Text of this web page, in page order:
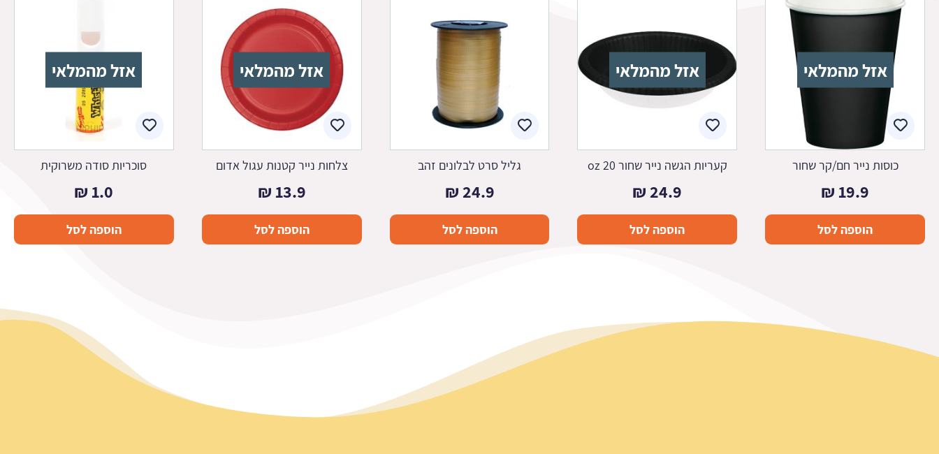
אזל מהמלאי
כוסות נייר חם/קר שחור
19.9
₪
הוספה לסל
אזל מהמלאי
קעריות הגשה נייר שחור 20 oz
24.9
₪
הוספה לסל
גליל סרט לבלונים זהב
24.9
₪
הוספה לסל
אזל מהמלאי
צלחות נייר קטנות עגול אדום
13.9
₪
הוספה לסל
אזל מהמלאי
סוכריות סודה משרוקית
1.0
₪
הוספה לסל